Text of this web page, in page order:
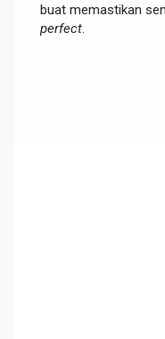
buat memastikan
perfect